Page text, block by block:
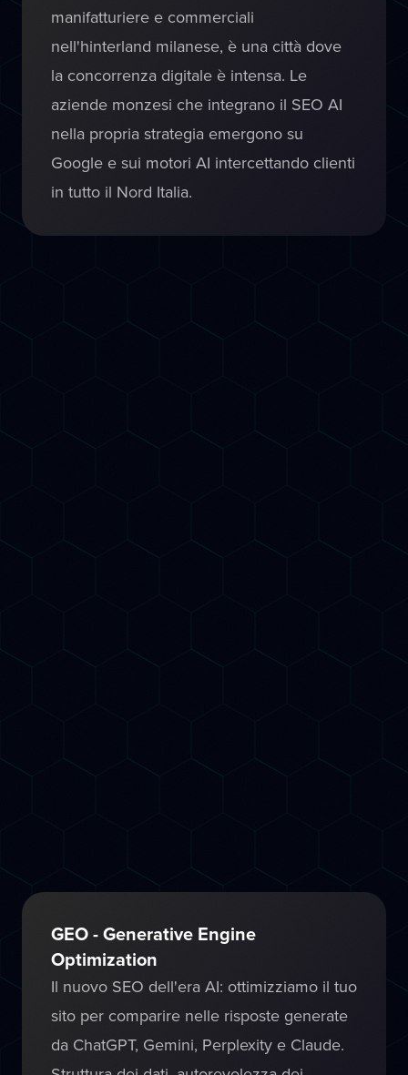
manifatturiere e commerciali
nell'hinterland milanese, è una città dove
la concorrenza digitale è intensa. Le
aziende monzesi che integrano il SEO AI
nella propria strategia emergono su
Google e sui motori AI intercettando clienti
in tutto il Nord Italia.
coordinata.
SEO Potenziato dall'AI
Usiamo strumenti di intelligenza artificiale
predittiva, ottimizzazione dei contenuti AI-
GEO - Generative Engine
Optimization
Il nuovo SEO dell'era AI: ottimizziamo il tuo
sito per comparire nelle risposte generate
da ChatGPT, Gemini, Perplexity e Claude.